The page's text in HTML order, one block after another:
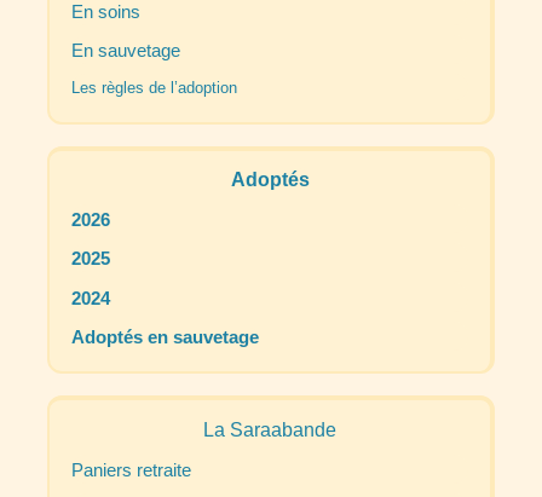
En soins
En sauvetage
Les règles de l’adoption
Adoptés
2026
2025
2024
Adoptés en sauvetage
La Saraabande
Paniers retraite